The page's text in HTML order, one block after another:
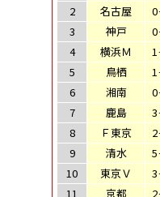
2
名古屋
3
神戸 0
4
横浜Ｍ 1
5
鳥栖
6
湘南
7
鹿島 3
8
Ｆ東京
9
清水
10
東京Ｖ
11
京都